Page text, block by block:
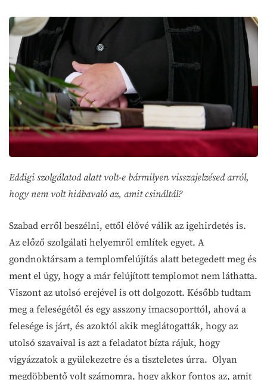
Eddigi szolgálatod alatt volt-e bármilyen visszajelzésed arról,
hogy nem volt hiábavaló az, amit csináltál?
Szabad erről beszélni, ettől élővé válik az igehirdetés is.
Az előző szolgálati helyemről említek egyet. A
gondnoktársam a templomfelújítás alatt betegedett meg és
ment el úgy, hogy a már felújított templomot nem láthatta.
Viszont az utolsó erejével is ott dolgozott. Később tudtam
meg a feleségétől és egy asszony imacsoporttól, ahová a
felesége is járt, és azoktól akik meglátogatták, hogy az
utolsó szavaival is azt a feladatot bízta rájuk, hogy
vigyázzatok a gyülekezetre és a tiszteletes úrra. Olyan
megdöbbentő volt számomra, hogy akkor fontos az, amit